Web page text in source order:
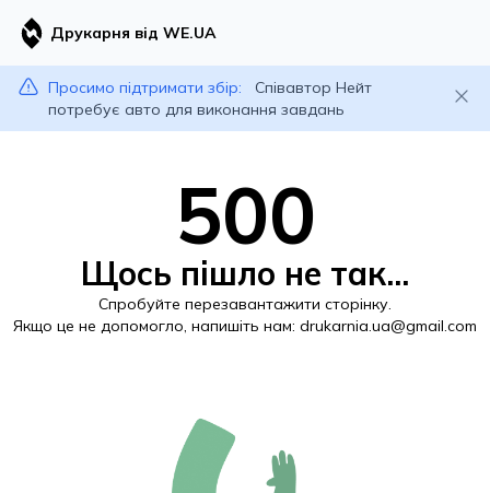
Друкарня від WE.UA
Просимо підтримати збір:
Співавтор Нейт
потребує авто для виконання завдань
500
Щось пішло не так...
Спробуйте перезавантажити сторінку.
Якщо це не допомогло, напишіть нам: drukarnia.ua@gmail.com